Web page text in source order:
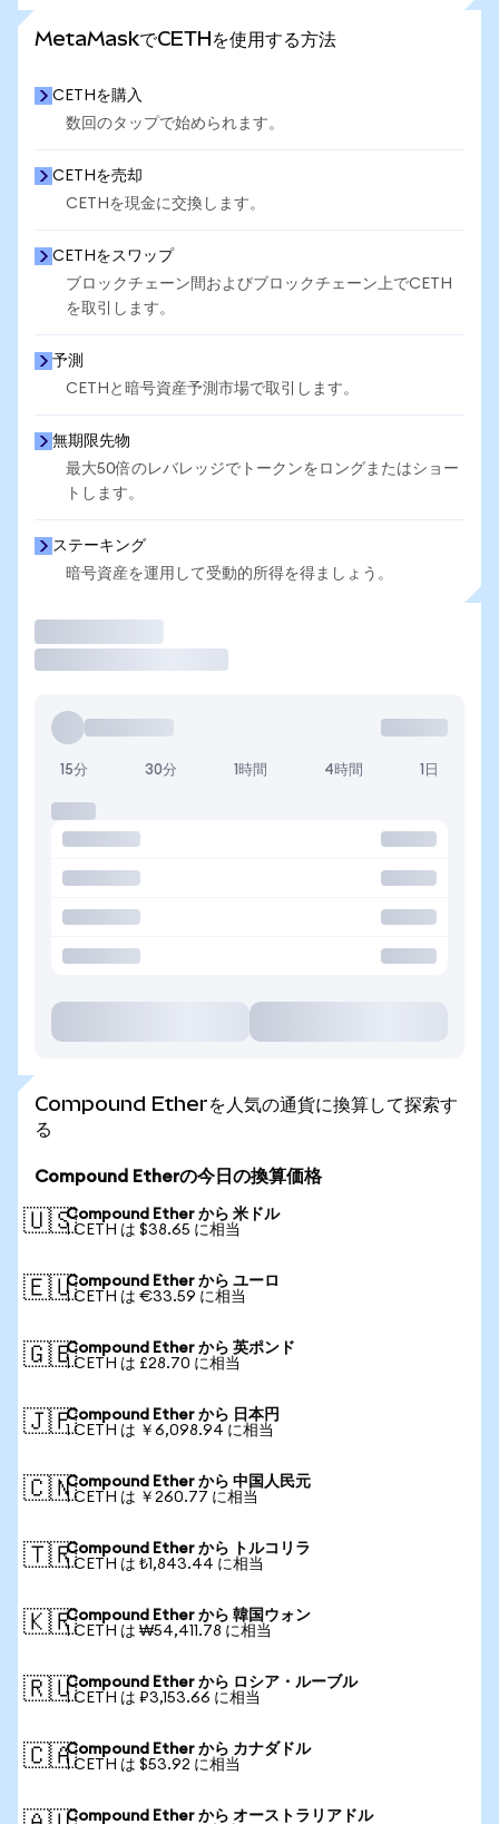
MetaMaskでCETHを使用する方法
CETHを購入
数回のタップで始められます。
CETHを売却
CETHを現金に交換します。
CETHをスワップ
ブロックチェーン間およびブロックチェーン上でCETH
を取引します。
予測
CETHと暗号資産予測市場で取引します。
無期限先物
最大50倍のレバレッジでトークンをロングまたはショー
トします。
ステーキング
暗号資産を運用して受動的所得を得ましょう。
15分 30分 1時間 4時間 1日
Compound Etherを人気の通貨に換算して探索す
る
Compound Etherの今日の換算価格
🇺🇸Compound Ether から 米ドル
1 CETH は $38.65 に相当
🇪🇺Compound Ether から ユーロ
1 CETH は €33.59 に相当
🇬🇧Compound Ether から 英ポンド
1 CETH は £28.70 に相当
🇯🇵Compound Ether から 日本円
1 CETH は ￥6,098.94 に相当
🇨🇳Compound Ether から 中国人民元
1 CETH は ￥260.77 に相当
🇹🇷Compound Ether から トルコリラ
1 CETH は ₺1,843.44 に相当
🇰🇷Compound Ether から 韓国ウォン
1 CETH は ₩54,411.78 に相当
🇷🇺Compound Ether から ロシア・ルーブル
1 CETH は ₽3,153.66 に相当
🇨🇦Compound Ether から カナダドル
1 CETH は $53.92 に相当
Compound Ether から オーストラリアドル